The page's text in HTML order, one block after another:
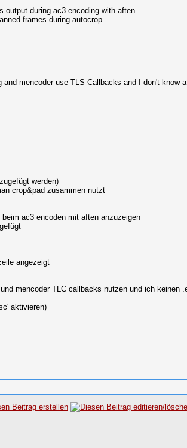
output during ac3 encoding with aften
frames during autocrop
mencoder use TLS Callbacks and I don't know
werden)
crop&pad zusammen nutzt
ac3 encoden mit aften anzuzeigen
angezeigt
mencoder TLC callbacks nutzen und ich keinen
aktivieren)